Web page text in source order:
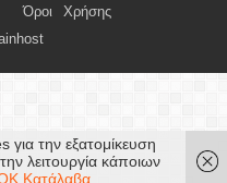
Όροι Χρήσης
την εξατομίκευση
λειτουργία κάποιων
Κατάλαβα